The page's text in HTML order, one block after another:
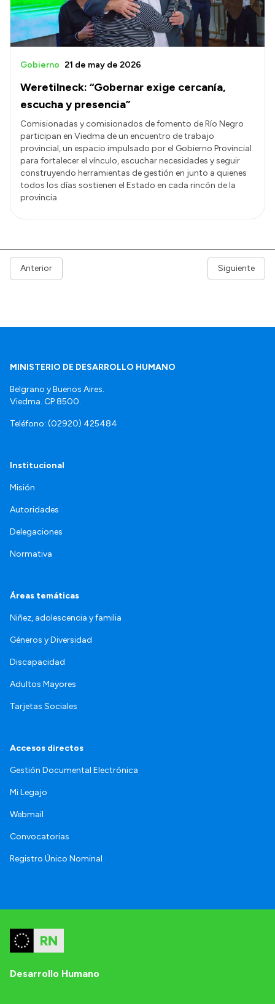
Weretilneck: “Gobernar exige cercanía,
escucha y presencia”
Gobierno 21 de may de 2026
Comisionadas y comisionados de fomento de Río Negro
participan en Viedma de un encuentro de trabajo
provincial, un espacio impulsado por el Gobierno Provincial
para fortalecer el vínculo, escuchar necesidades y seguir
construyendo herramientas de gestión en junto a quienes
todos los días sostienen el Estado en cada rincón de la
provincia
Anterior Siguiente
MINISTERIO DE DESARROLLO HUMANO
Belgrano y Buenos Aires.
Viedma. CP 8500.
Teléfono: (02920) 425484
Institucional
Misión
Autoridades
Delegaciones
Normativa
Áreas temáticas
Niñez, adolescencia y familia
Géneros y Diversidad
Discapacidad
Adultos Mayores
Tarjetas Sociales
Accesos directos
Gestión Documental Electrónica
Mi Legajo
Webmail
Convocatorias
Registro Único Nominal
Desarrollo Humano